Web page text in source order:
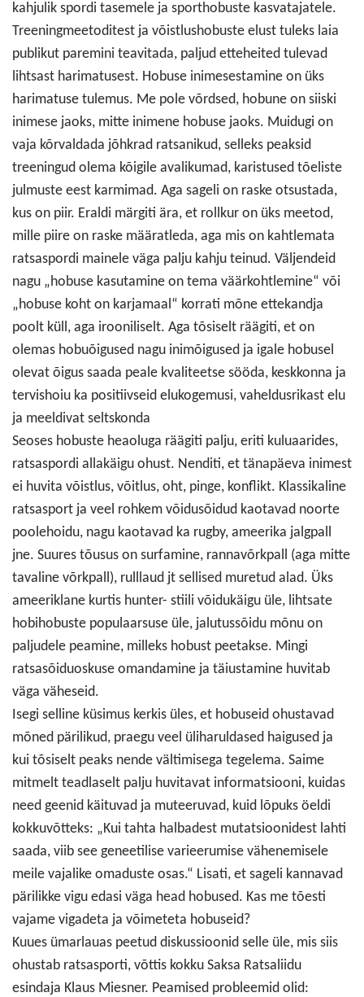
kahjulik spordi tasemele ja sporthobuste kasvatajatele.
Treeningmeetoditest ja võistlushobuste elust tuleks laia
publikut paremini teavitada, paljud etteheited tulevad
lihtsast harimatusest. Hobuse inimesestamine on üks
harimatuse tulemus. Me pole võrdsed, hobune on siiski
inimese jaoks, mitte inimene hobuse jaoks. Muidugi on
vaja kõrvaldada jõhkrad ratsanikud, selleks peaksid
treeningud olema kõigile avalikumad, karistused tõeliste
julmuste eest karmimad. Aga sageli on raske otsustada,
kus on piir. Eraldi märgiti ära, et rollkur on üks meetod,
mille piire on raske määratleda, aga mis on kahtlemata
ratsaspordi mainele väga palju kahju teinud. Väljendeid
nagu „hobuse kasutamine on tema väärkohtlemine“ või
„hobuse koht on karjamaal“ korrati mõne ettekandja
poolt küll, aga irooniliselt. Aga tõsiselt räägiti, et on
olemas hobuõigused nagu inimõigused ja igale hobusel
olevat õigus saada peale kvaliteetse sööda, keskkonna ja
tervishoiu ka positiivseid elukogemusi, vaheldusrikast elu
ja meeldivat seltskonda
Seoses hobuste heaoluga räägiti palju, eriti kuluaarides,
ratsaspordi allakäigu ohust. Nenditi, et tänapäeva inimest
ei huvita võistlus, võitlus, oht, pinge, konflikt. Klassikaline
ratsasport ja veel rohkem võidusõidud kaotavad noorte
poolehoidu, nagu kaotavad ka rugby, ameerika jalgpall
jne. Suures tõusus on surfamine, rannavõrkpall (aga mitte
tavaline võrkpall), rulllaud jt sellised muretud alad. Üks
ameeriklane kurtis hunter- stiili võidukäigu üle, lihtsate
hobihobuste populaarsuse üle, jalutussõidu mõnu on
paljudele peamine, milleks hobust peetakse. Mingi
ratsasõiduoskuse omandamine ja täiustamine huvitab
väga väheseid.
Isegi selline küsimus kerkis üles, et hobuseid ohustavad
mõned pärilikud, praegu veel üliharuldased haigused ja
kui tõsiselt peaks nende vältimisega tegelema. Saime
mitmelt teadlaselt palju huvitavat informatsiooni, kuidas
need geenid käituvad ja muteeruvad, kuid lõpuks öeldi
kokkuvõtteks: „Kui tahta halbadest mutatsioonidest lahti
saada, viib see geneetilise varieerumise vähenemisele
meile vajalike omaduste osas.“ Lisati, et sageli kannavad
pärilikke vigu edasi väga head hobused. Kas me tõesti
vajame vigadeta ja võimeteta hobuseid?
Kuues ümarlauas peetud diskussioonid selle üle, mis siis
ohustab ratsasporti, võttis kokku Saksa Ratsaliidu
esindaja Klaus Miesner. Peamised probleemid olid: